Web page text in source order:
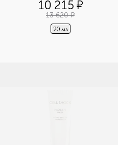
10 215 ¤
13 620 ¤
20 мл